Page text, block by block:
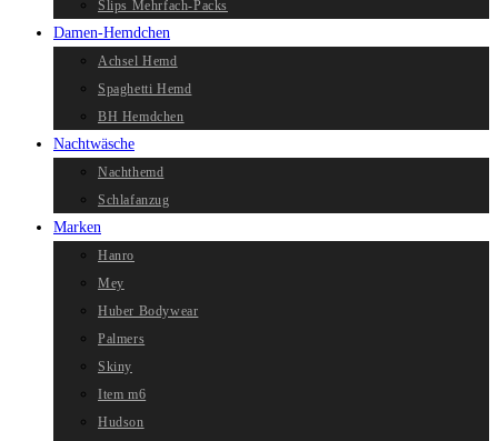
Slips Mehrfach-Packs
Damen-Hemdchen
Achsel Hemd
Spaghetti Hemd
BH Hemdchen
Nachtwäsche
Nachthemd
Schlafanzug
Marken
Hanro
Mey
Huber Bodywear
Palmers
Skiny
Item m6
Hudson